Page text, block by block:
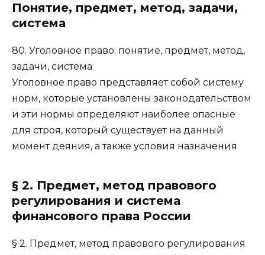
Понятие, предмет, метод, задачи,
система
80. Уголовное право: понятие, предмет, метод,
задачи, система
Уголовное право представляет собой систему
норм, которые установлены законодательством
и эти нормы определяют наиболее опасные
для строя, который существует на данный
момент деяния, а также условия назначения
§ 2. Предмет, метод правового
регулирования и система
финансового права России
§ 2. Предмет, метод правового регулирования